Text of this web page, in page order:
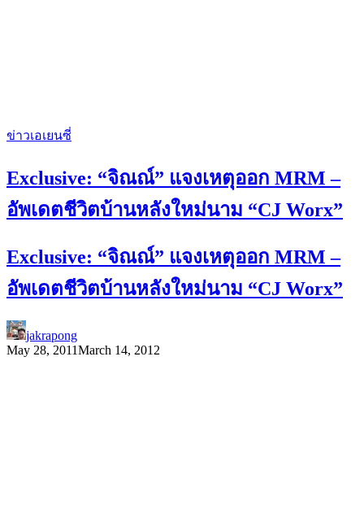
ข่าวเอเยนซี่
Exclusive: “จิณณ์” แจงเหตุออก MRM –
อัพเดตชีวิตบ้านหลังใหม่นาม “CJ Worx”
Exclusive: “จิณณ์” แจงเหตุออก MRM –
อัพเดตชีวิตบ้านหลังใหม่นาม “CJ Worx”
jakrapong
May 28, 2011March 14, 2012